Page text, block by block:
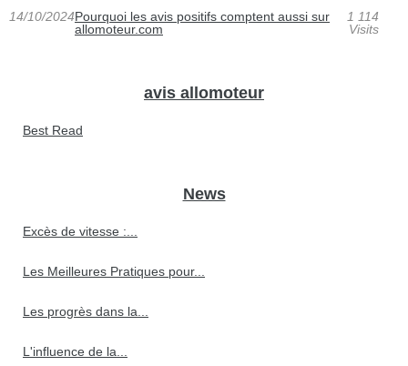
14/10/2024Pourquoi les avis positifs comptent aussi sur
allomoteur.com
1 114
Visits
avis allomoteur
Best Read
News
Excès de vitesse :...
Les Meilleures Pratiques pour...
Les progrès dans la...
L'influence de la...